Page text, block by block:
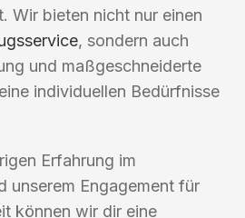
Wir bieten nicht nur einen
, sondern auch
und maßgeschneiderte
individuellen Bedürfnisse
Erfahrung im
unserem Engagement für
können wir dir eine